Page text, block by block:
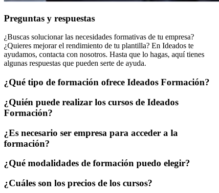
Preguntas y respuestas
¿Buscas solucionar las necesidades formativas de tu empresa?
¿Quieres mejorar el rendimiento de tu plantilla? En Ideados te
ayudamos, contacta con nosotros. Hasta que lo hagas, aquí tienes
algunas respuestas que pueden serte de ayuda.
¿Qué tipo de formación ofrece Ideados Formación?
¿Quién puede realizar los cursos de Ideados
Formación?
¿Es necesario ser empresa para acceder a la
formación?
¿Qué modalidades de formación puedo elegir?
¿Cuáles son los precios de los cursos?